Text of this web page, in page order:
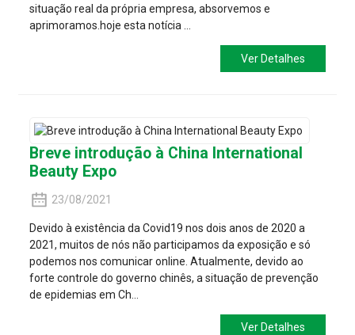
situação real da própria empresa, absorvemos e
aprimoramos.hoje esta notícia ...
Ver Detalhes
Breve introdução à China International
Beauty Expo
23/08/2021
Devido à existência da Covid19 nos dois anos de 2020 a
2021, muitos de nós não participamos da exposição e só
podemos nos comunicar online. Atualmente, devido ao
forte controle do governo chinês, a situação de prevenção
de epidemias em Ch...
Ver Detalhes